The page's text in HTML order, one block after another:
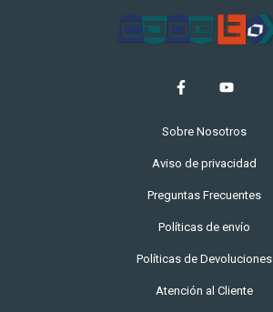
Sobre Nosotros
Aviso de privacidad
Preguntas Frecuentes
Políticas de envío
Políticas de Devoluciones
Atención al Cliente